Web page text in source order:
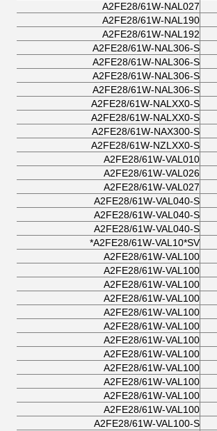
A2FE28/61W-NAL027
A2FE28/61W-NAL190
A2FE28/61W-NAL192
A2FE28/61W-NAL306-S
A2FE28/61W-NAL306-S
A2FE28/61W-NAL306-S
A2FE28/61W-NAL306-S
A2FE28/61W-NALXX0-S
A2FE28/61W-NALXX0-S
A2FE28/61W-NAX300-S
A2FE28/61W-NZLXX0-S
A2FE28/61W-VAL010
A2FE28/61W-VAL026
A2FE28/61W-VAL027
A2FE28/61W-VAL040-S
A2FE28/61W-VAL040-S
A2FE28/61W-VAL040-S
A2FE28/61W-VAL10*SV*
A2FE28/61W-VAL100
A2FE28/61W-VAL100
A2FE28/61W-VAL100
A2FE28/61W-VAL100
A2FE28/61W-VAL100
A2FE28/61W-VAL100
A2FE28/61W-VAL100
A2FE28/61W-VAL100
A2FE28/61W-VAL100
A2FE28/61W-VAL100
A2FE28/61W-VAL100
A2FE28/61W-VAL100
A2FE28/61W-VAL100-S